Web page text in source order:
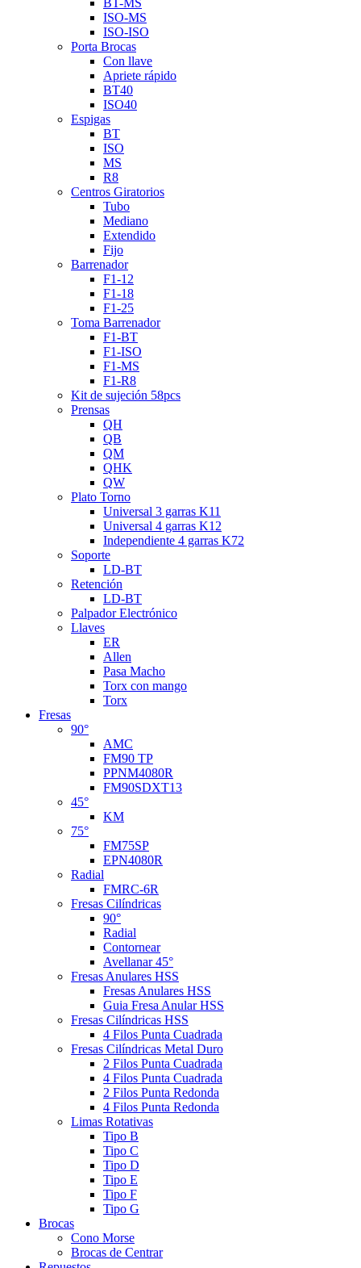
ISO-MS
ISO-ISO
Porta Brocas
Con llave
Apriete rápido
BT40
ISO40
Espigas
BT
ISO
MS
R8
Centros Giratorios
Tubo
Mediano
Extendido
Fijo
Barrenador
F1-12
F1-18
F1-25
Toma Barrenador
F1-BT
F1-ISO
F1-MS
F1-R8
Kit de sujeción 58pcs
Prensas
QH
QB
QM
QHK
QW
Plato Torno
Universal 3 garras K11
Universal 4 garras K12
Independiente 4 garras K72
Soporte
LD-BT
Retención
LD-BT
Palpador Electrónico
Llaves
ER
Allen
Pasa Macho
Torx con mango
Torx
Fresas
90°
AMC
FM90 TP
PPNM4080R
FM90SDXT13
45°
KM
75°
FM75SP
EPN4080R
Radial
FMRC-6R
Fresas Cilíndricas
90°
Radial
Contornear
Avellanar 45°
Fresas Anulares HSS
Fresas Anulares HSS
Guia Fresa Anular HSS
Fresas Cilíndricas HSS
4 Filos Punta Cuadrada
Fresas Cilíndricas Metal Duro
2 Filos Punta Cuadrada
4 Filos Punta Cuadrada
2 Filos Punta Redonda
4 Filos Punta Redonda
Limas Rotativas
Tipo B
Tipo C
Tipo D
Tipo E
Tipo F
Tipo G
Brocas
Cono Morse
Brocas de Centrar